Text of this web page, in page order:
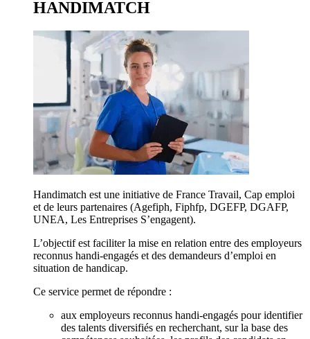
HANDIMATCH
Handimatch est une initiative de France Travail, Cap emploi
et de leurs partenaires (Agefiph, Fiphfp, DGEFP, DGAFP,
UNEA, Les Entreprises S’engagent).
L’objectif est faciliter la mise en relation entre des employeurs
reconnus handi-engagés et des demandeurs d’emploi en
situation de handicap.
Ce service permet de répondre :
aux employeurs reconnus handi-engagés pour identifier
des talents diversifiés en recherchant, sur la base des